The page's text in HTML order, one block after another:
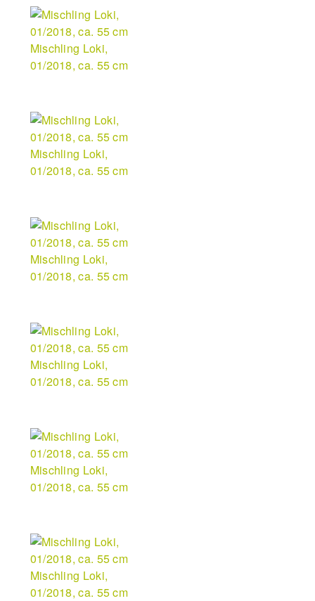
Mischling Loki,
01/2018, ca. 55 cm
Mischling Loki,
01/2018, ca. 55 cm
Mischling Loki,
01/2018, ca. 55 cm
Mischling Loki,
01/2018, ca. 55 cm
Mischling Loki,
01/2018, ca. 55 cm
Mischling Loki,
01/2018, ca. 55 cm